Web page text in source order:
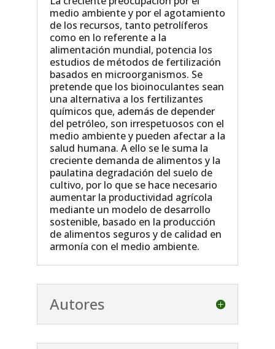
medio ambiente y por el agotamiento
de los recursos, tanto petrolíferos
como en lo referente a la
alimentación mundial, potencia los
estudios de métodos de fertilización
basados en microorganismos. Se
pretende que los bioinoculantes sean
una alternativa a los fertilizantes
químicos que, además de depender
del petróleo, son irrespetuosos con el
medio ambiente y pueden afectar a la
salud humana. A ello se le suma la
creciente demanda de alimentos y la
paulatina degradación del suelo de
cultivo, por lo que se hace necesario
aumentar la productividad agrícola
mediante un modelo de desarrollo
sostenible, basado en la producción
de alimentos seguros y de calidad en
armonía con el medio ambiente.
Autores